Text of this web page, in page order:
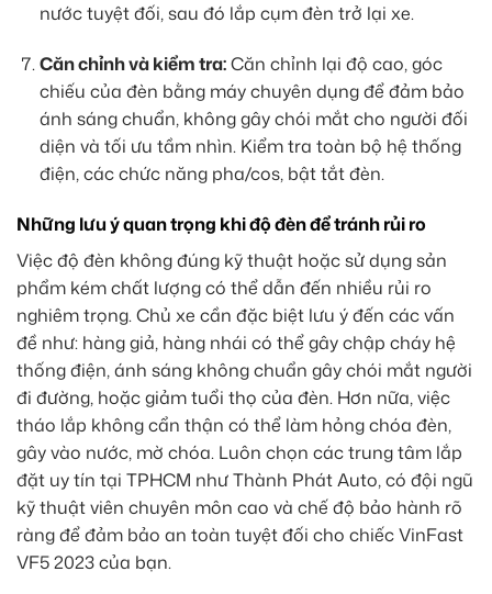
nước tuyệt đối, sau đó lắp cụm đèn trở lại xe.
Căn chỉnh và kiểm tra:Căn chỉnh lại độ cao, góc
chiếu của đèn bằng máy chuyên dụng để đảm bảo
ánh sáng chuẩn, không gây chói mắt cho người đối
diện và tối ưu tầm nhìn. Kiểm tra toàn bộ hệ thống
điện, các chức năng pha/cos, bật tắt đèn.
Những lưu ý quan trọng khi độ đèn để tránh rủi ro
Việc độ đèn không đúng kỹ thuật hoặc sử dụng sản
phẩm kém chất lượng có thể dẫn đến nhiều rủi ro
nghiêm trọng. Chủ xe cần đặc biệt lưu ý đến các vấn
đề như: hàng giả, hàng nhái có thể gây chập cháy hệ
thống điện, ánh sáng không chuẩn gây chói mắt người
đi đường, hoặc giảm tuổi thọ của đèn. Hơn nữa, việc
tháo lắp không cẩn thận có thể làm hỏng chóa đèn,
gây vào nước, mờ chóa. Luôn chọn các trung tâm lắp
đặt uy tín tại TPHCM như Thành Phát Auto, có đội ngũ
kỹ thuật viên chuyên môn cao và chế độ bảo hành rõ
ràng để đảm bảo an toàn tuyệt đối cho chiếc VinFast
VF5 2023 của bạn.